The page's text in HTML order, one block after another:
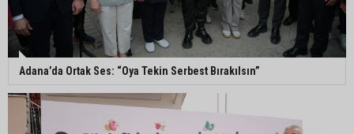
MHP Adana İl Başkanı Hakan Yıldırım:
“Liderimize dil uzatmak sizin haddinize değildir”
Adanalı 13 yaşındaki Ela Nur şelalede hayatını
kaybetti
Adana’da Ortak Ses: “Oya Tekin Serbest Bırakılsın”